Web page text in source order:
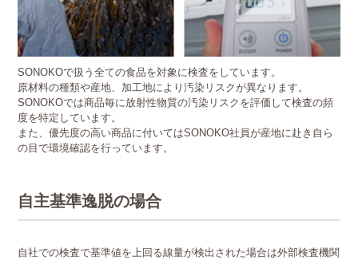
SONOKOで扱う全ての食品を対象に検査をしています。
原材料の種類や産地、加工地により汚染リスクが異なります。
SONOKOでは商品毎に放射性物質の汚染リスクを評価して検査の頻
度を特定しています。
また、優先度の高い商品に付いてはSONOKO社員が産地に赴き自ら
の目で環境確認を行っています。
自主基準逸脱の場合
自社での検査で基準値を上回る線量が検出された場合は外部検査機関